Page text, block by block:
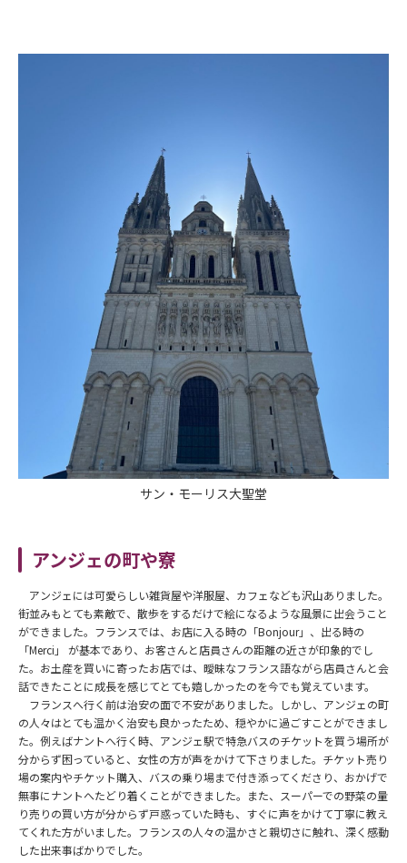
サン・モーリス大聖堂
アンジェの町や寮
アンジェには可愛らしい雑貨屋や洋服屋、カフェなども沢山ありました。
街並みもとても素敵で、散歩をするだけで絵になるような風景に出会うこと
ができました。フランスでは、お店に入る時の「Bonjour」、出る時の
「Merci」 が基本であり、お客さんと店員さんの距離の近さが印象的でし
た。お土産を買いに寄ったお店では、曖昧なフランス語ながら店員さんと会
話できたことに成長を感じてとても嬉しかったのを今でも覚えています。
フランスへ行く前は治安の面で不安がありました。しかし、アンジェの町
の人々はとても温かく治安も良かったため、穏やかに過ごすことができまし
た。例えばナントへ行く時、アンジェ駅で特急バスのチケットを買う場所が
分からず困っていると、女性の方が声をかけて下さりました。チケット売り
場の案内やチケット購入、バスの乗り場まで付き添ってくださり、おかげで
無事にナントへたどり着くことができました。また、スーパーでの野菜の量
り売りの買い方が分からず戸惑っていた時も、すぐに声をかけて丁寧に教え
てくれた方がいました。フランスの人々の温かさと親切さに触れ、深く感動
した出来事ばかりでした。